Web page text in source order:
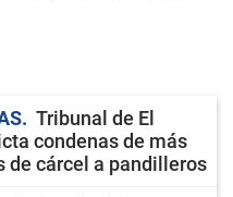
Tribunal de El
condenas de más
de cárcel a pandilleros